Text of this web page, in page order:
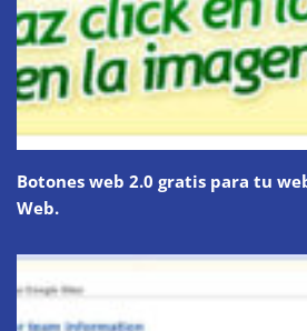
Botones web 2.0 gratis para tu
Web.